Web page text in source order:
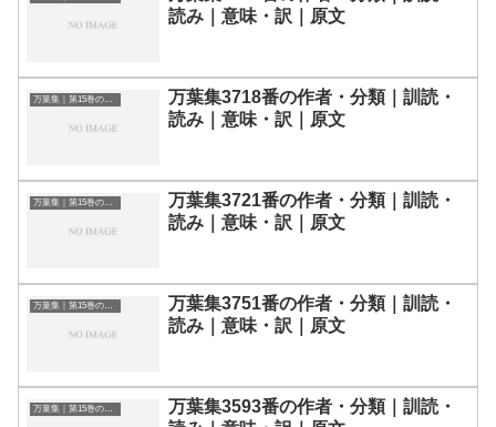
読み｜意味・訳｜原文
万葉集｜第15巻の和歌一覧
万葉集3718番の作者・分類｜訓読・
読み｜意味・訳｜原文
万葉集｜第15巻の和歌一覧
万葉集3721番の作者・分類｜訓読・
読み｜意味・訳｜原文
万葉集｜第15巻の和歌一覧
万葉集3751番の作者・分類｜訓読・
読み｜意味・訳｜原文
万葉集｜第15巻の和歌一覧
万葉集3593番の作者・分類｜訓読・